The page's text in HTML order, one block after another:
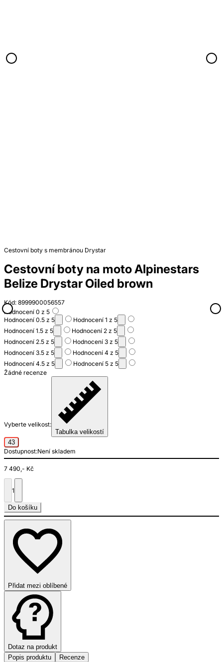
Cestovní boty s membránou Drystar
Cestovní boty na moto Alpinestars
Belize Drystar Oiled brown
Kód: 8999900056557
Hodnocení 0 z 5
Hodnocení 0.5 z 5
Hodnocení 1 z 5
Hodnocení 1.5 z 5
Hodnocení 2 z 5
Hodnocení 2.5 z 5
Hodnocení 3 z 5
Hodnocení 3.5 z 5
Hodnocení 4 z 5
Hodnocení 4.5 z 5
Hodnocení 5 z 5
Žádné recenze
Vyberte velikost:
Tabulka velikostí
43
Dostupnost:Není skladem
7 490,- Kč
1
Do košíku
Přidat mezi oblíbené
Dotaz na produkt
Popis produktu
Recenze